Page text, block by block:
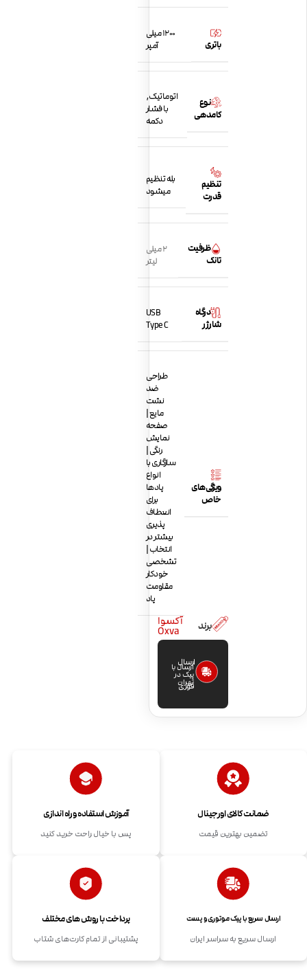
باتری
1200 میلی
آمپر
نوع
کامدهی
اتوماتیک,
با فشار
دکمه
تنظیم
قدرت
بله تنظیم
میشود
ظرفیت
تانک
2 میلی
لیتر
درگاه
شارژر
USB
Type C
ویژگی‌های
خاص
طراحی
ضد
نشت
مایع |
صفحه
نمایش
رنگی |
سازگاری با
انواع
پادها
برای
انعطاف
پذیری
بیشتر در
انتخاب |
تشخصی
خودکار
مقاومت
پاد
برند آکسوا
Oxva
ارسال
فوری
ارسال با
پیک در
تهران
ضمانت کالای اورجینال
تضمین بهترین قیمت
آموزش استفاده و راه اندازی
پس با خیال راحت خرید کنید
ارسال سریع با پیک موتوری و پست
ارسال سریع به سراسر ایران
پرداخت با روش های مختلف
پشتیبانی از تمام کارت‌های شتاب